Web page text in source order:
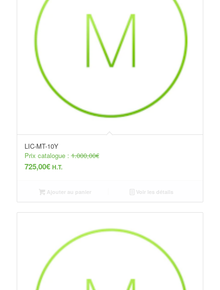
LIC-MT-10Y
Prix catalogue :1.000,00€
725,00€ H.T.
Ajouter au panier Voir les détails